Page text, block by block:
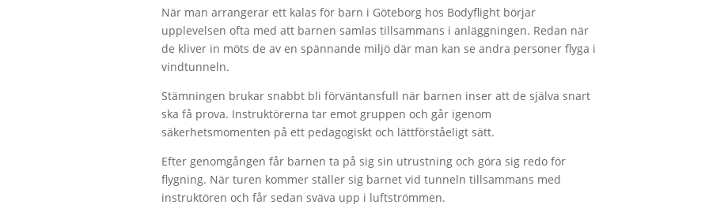
När man arrangerar ett kalas för barn i Göteborg hos Bodyflight börjar
upplevelsen ofta med att barnen samlas tillsammans i anläggningen. Redan när
de kliver in möts de av en spännande miljö där man kan se andra personer flyga i
vindtunneln.
Stämningen brukar snabbt bli förväntansfull när barnen inser att de själva snart
ska få prova. Instruktörerna tar emot gruppen och går igenom
säkerhetsmomenten på ett pedagogiskt och lättförståeligt sätt.
Efter genomgången får barnen ta på sig sin utrustning och göra sig redo för
flygning. När turen kommer ställer sig barnet vid tunneln tillsammans med
instruktören och får sedan sväva upp i luftströmmen.